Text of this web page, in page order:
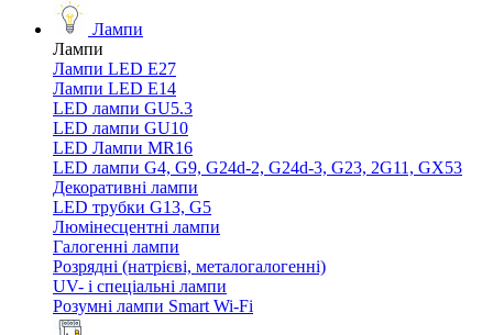
Лампи
Лампи
Лампи LED E27
Лампи LED Е14
LED лампи GU5.3
LED лампи GU10
LED Лампи MR16
LED лампи G4, G9, G24d-2, G24d-3, G23, 2G11, GX53
Декоративні лампи
LED трубки G13, G5
Люмінесцентні лампи
Галогенні лампи
Розрядні (натрієві, металогалогенні)
UV- і спеціальні лампи
Розумні лампи Smart Wi-Fi